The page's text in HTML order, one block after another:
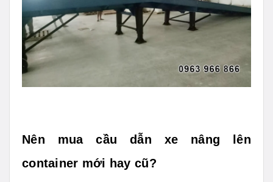
Nên mua cầu dẫn xe nâng lên
container mới hay cũ?